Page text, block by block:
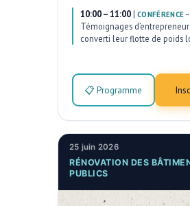
10:00 – 11:00 | CONFÉRENCE –
Témoignages
converti leur flotte de poids
📋 Programme
25 juin 2026
RÉNOVATION DES
PUBLICS